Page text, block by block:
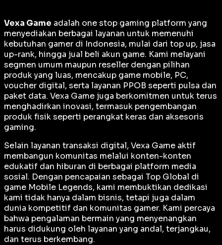
Vexa Game adalah one stop gaming platform yang
menyediakan berbagai layanan untuk memenuhi
kebutuhan gamer di Indonesia, mulai dari top up, jasa
up-rank, hingga jual beli akun game. Kami melayani
segmen umum maupun reseller dengan pilihan
produk yang luas, mencakup game mobile, PC,
voucher digital, serta layanan PPOB seperti pulsa dan
paket data. Vexa Game juga berkomitmen untuk terus
menghadirkan inovasi, termasuk pengembangan
produk fisik seperti perangkat keras dan aksesoris
gaming.
Selain layanan transaksi digital, Vexa Game aktif
membangun komunitas melalui konten-konten
edukatif dan hiburan di berbagai platform media
sosial. Dengan pencapaian sebagai Top Global di
game Mobile Legends, kami membuktikan dedikasi
kami tidak hanya dalam bisnis, tetapi juga dalam
dunia kompetitif dan komunitas gamer. Kami percaya
bahwa pengalaman bermain yang menyenangkan
harus didukung oleh layanan yang andal, terjangkau,
dan terus berkembang.